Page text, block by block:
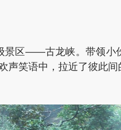
区——古龙峡。带领小
笑语中，拉近了彼此